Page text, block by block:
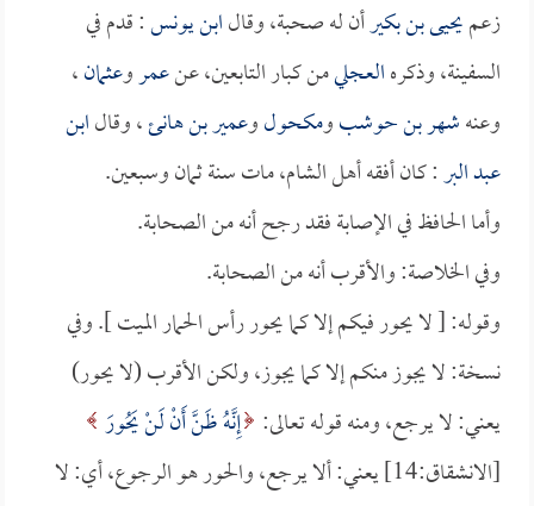
زعميحيى بن بكيرأن له صحبة، وقالابن يونس: قدم في
السفينة، وذكرهالعجليمن كبار التابعين، عنعمروعثمان،
وعنهشهر بن حوشبومكحولوعمير بن هانئ، وقالابن
عبد البر: كان أفقه أهل الشام، مات سنة ثمان وسبعين.
وأما الحافظ في الإصابة فقد رجح أنه من الصحابة.
وفي الخلاصة: والأقرب أنه من الصحابة.
وقوله: [ لا يحور فيكم إلا كما يحور رأس الحمار الميت ]. وفي
نسخة: لا يجوز منكم إلا كما يجوز، ولكن الأقرب (لا يحور)
يعني: لا يرجع، ومنه قوله تعالى: إِنَّهُ ظَنَّ أَنْ لَنْ يَحُورَ
[الانشقاق:14] يعني: ألا يرجع، والحور هو الرجوع، أي: لا